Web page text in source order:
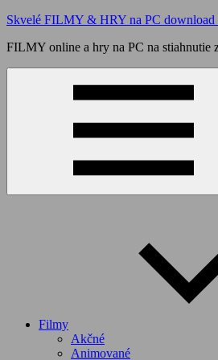
Skip
content
Skvelé FILMY & HRY na PC download
FILMY online a hry na PC na stiahnutie
Filmy
Akčné
Animované